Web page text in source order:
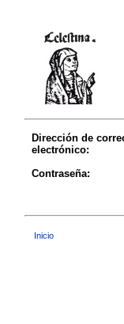
Dirección de
electrónico:
Contraseña:
Inicio